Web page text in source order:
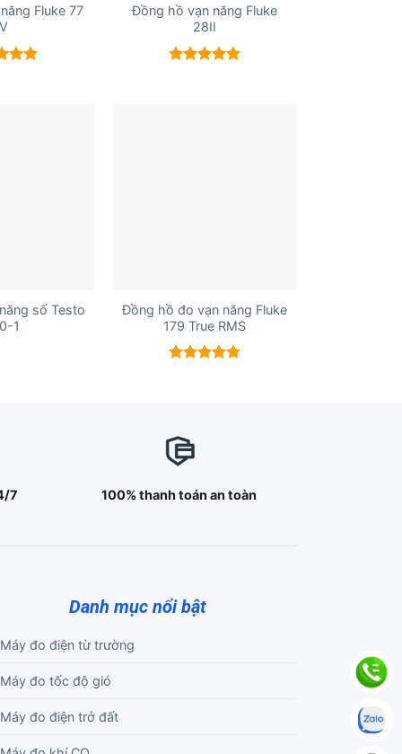
Fluke 77
Đồng hồ vạn năng Fluke
28II
số Testo
1
Đồng hồ đo vạn năng Fluke
179 True RMS
7 100% thanh toán an toàn
Danh mục nổi bật
Máy đo điện từ trường
Máy đo tốc độ gió
Máy đo điện trở đất